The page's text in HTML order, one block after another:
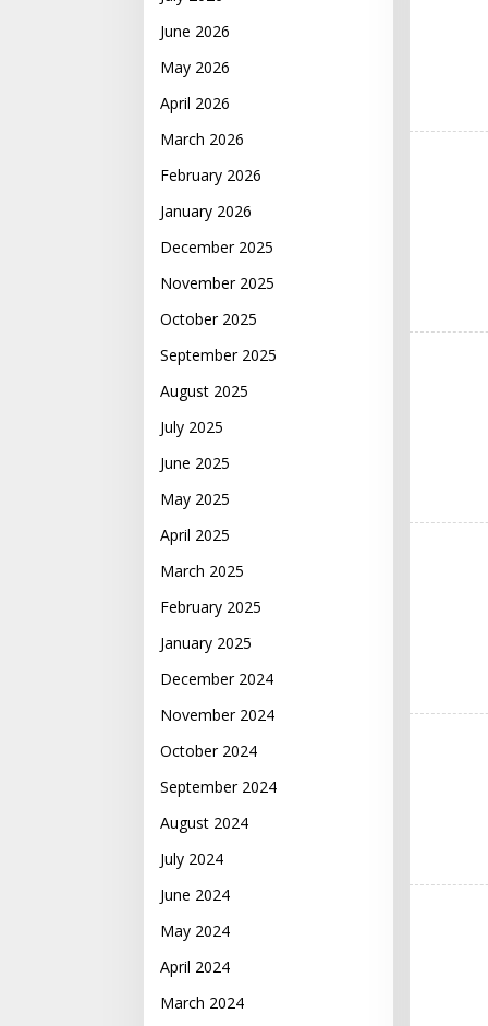
June 2026
May 2026
April 2026
March 2026
February 2026
January 2026
December 2025
November 2025
October 2025
September 2025
August 2025
July 2025
June 2025
May 2025
April 2025
March 2025
February 2025
January 2025
December 2024
November 2024
October 2024
September 2024
August 2024
July 2024
June 2024
May 2024
April 2024
March 2024